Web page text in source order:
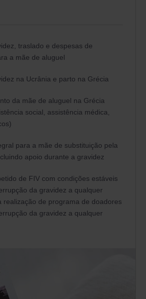
traslado e despesas de
a mãe de aluguel
na Ucrânia e parto na Grécia
da mãe de aluguel na Grécia
social, assistência médica,
para a mãe de substituição pela
apoio durante a gravidez
de FIV com condições estáveis
da gravidez a qualquer
realização de programa de doadores
da gravidez a qualquer